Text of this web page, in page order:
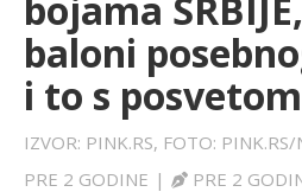
LIFESTYLE
EXTRA
baloni
i to s
IZVOR: PINK.RS, FOTO: PINK.RS/
PRE 2 GODINE | PRE 2